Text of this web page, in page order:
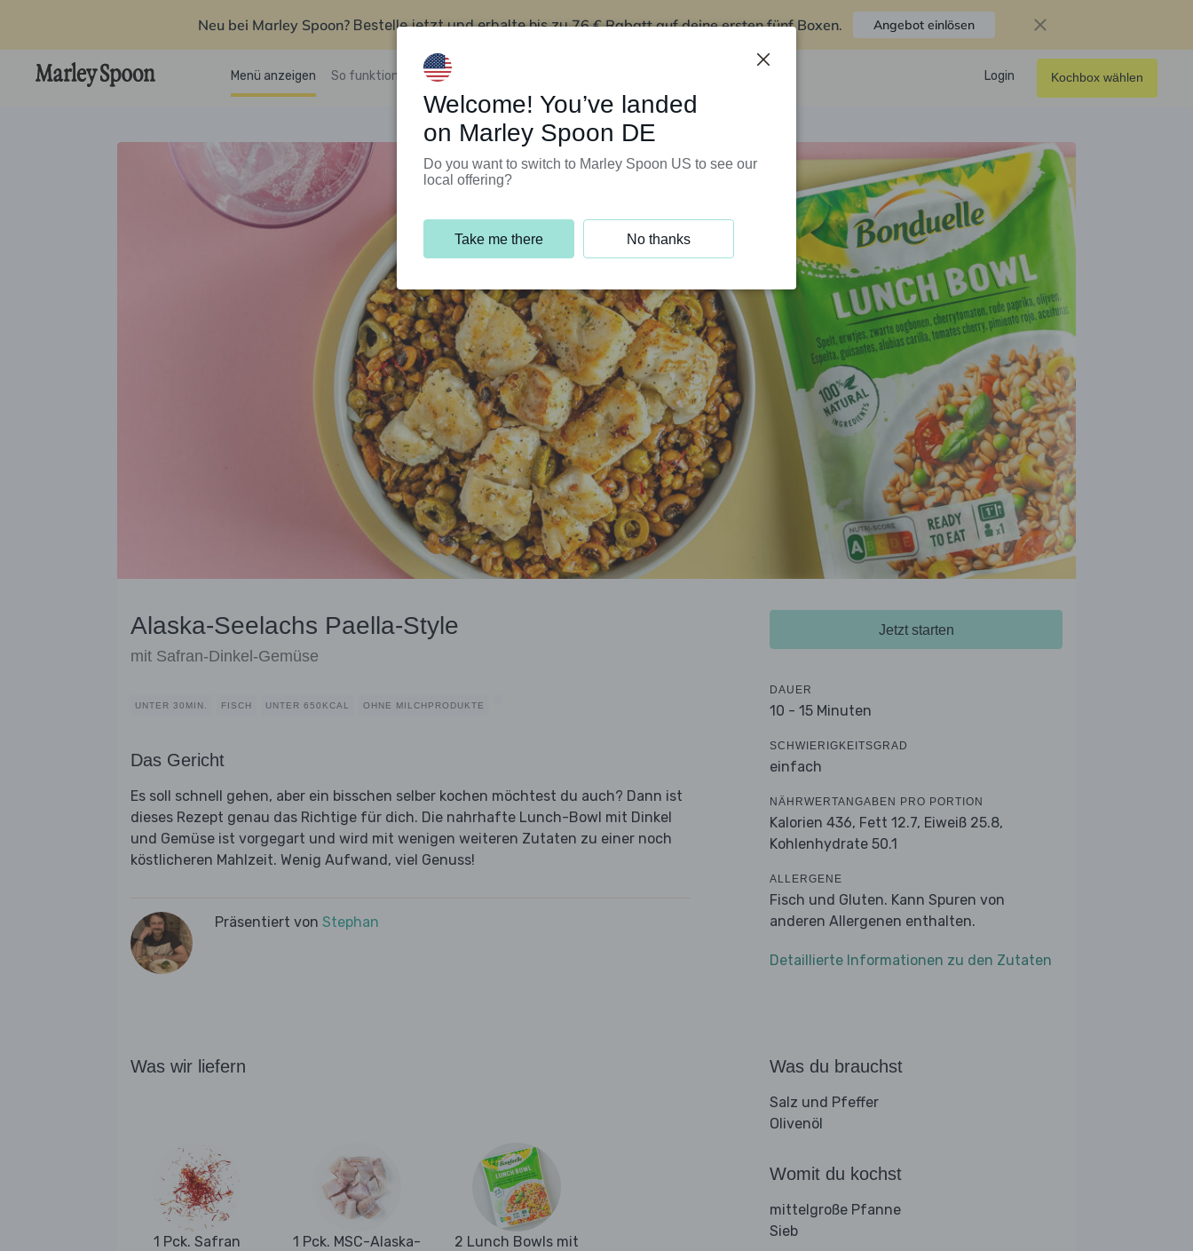
Neu bei Marley Spoon? Bestelle jetzt und erhalte bis zu76 € Rabatt auf deine ersten fünf Boxen. Angebot einlösen
Menü anzeigen So funktioniert’s Kundenservice Login Kochbox wählen
Alaska-Seelachs Paella-Style
mit Safran-Dinkel-Gemüse
UNTER 30MIN. FISCH UNTER 650KCAL OHNE MILCHPRODUKTE
Das Gericht
Es soll schnell gehen, aber ein bisschen selber kochen möchtest du auch? Dann ist
dieses Rezept genau das Richtige für dich. Die nahrhafte Lunch-Bowl mit Dinkel
und Gemüse ist vorgegart und wird mit wenigen weiteren Zutaten zu einer noch
köstlicheren Mahlzeit. Wenig Aufwand, viel Genuss!
Präsentiert von Stephan
Jetzt starten
DAUER
10 - 15 Minuten
SCHWIERIGKEITSGRAD
einfach
NÄHRWERTANGABEN PRO PORTION
Kalorien 436, Fett 12.7, Eiweiß 25.8,
Kohlenhydrate 50.1
ALLERGENE
Fisch und Gluten. Kann Spuren von
anderen Allergenen enthalten.
Detaillierte Informationen zu den Zutaten
Was wir liefern
1 Pck. Safran
1 Pck. MSC-Alaska-
2 Lunch Bowls mit
Was du brauchst
Salz und Pfeffer
Olivenöl
Womit du kochst
mittelgroße Pfanne
Sieb
Welcome! You’ve landed
on Marley Spoon DE
Do you want to switch to Marley Spoon US to see our
local offering?
Take me there No thanks